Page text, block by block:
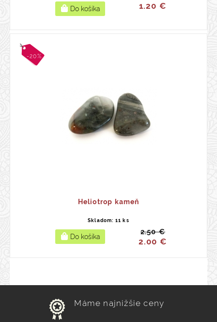
1.20 €
-20%
Heliotrop kameň
Skladom: 11 ks
2.50 €
2.00 €
Máme najnižšie ceny